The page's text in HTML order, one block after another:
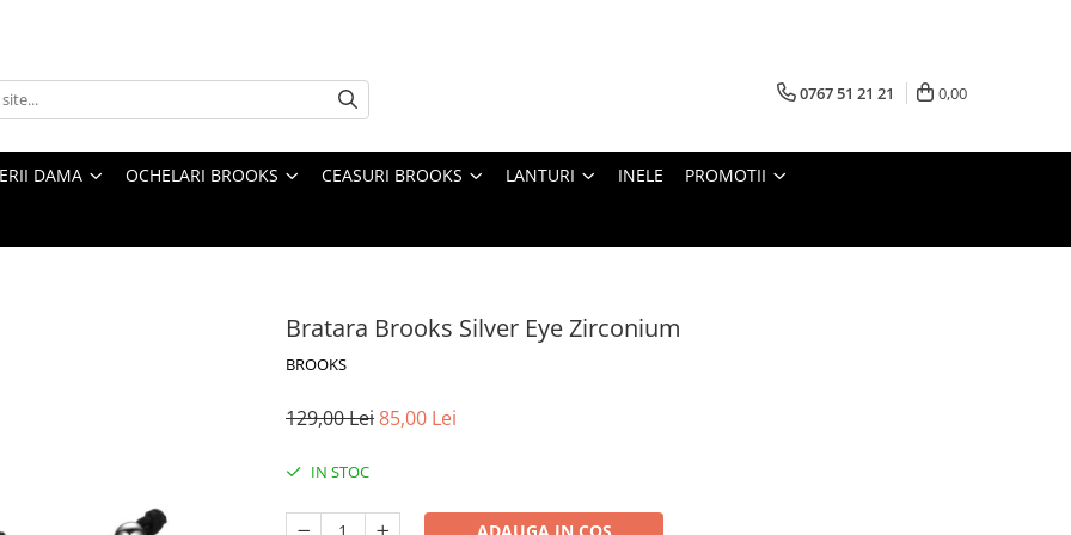
0767 51 21 21 0,00
DAMA OCHELARI BROOKS CEASURI BROOKS LANTURI INELE PROMOTII
Bratara Brooks Silver Eye Zirconium
BROOKS
129,00 Lei85,00 Lei
IN STOC
ADAUGA IN COS